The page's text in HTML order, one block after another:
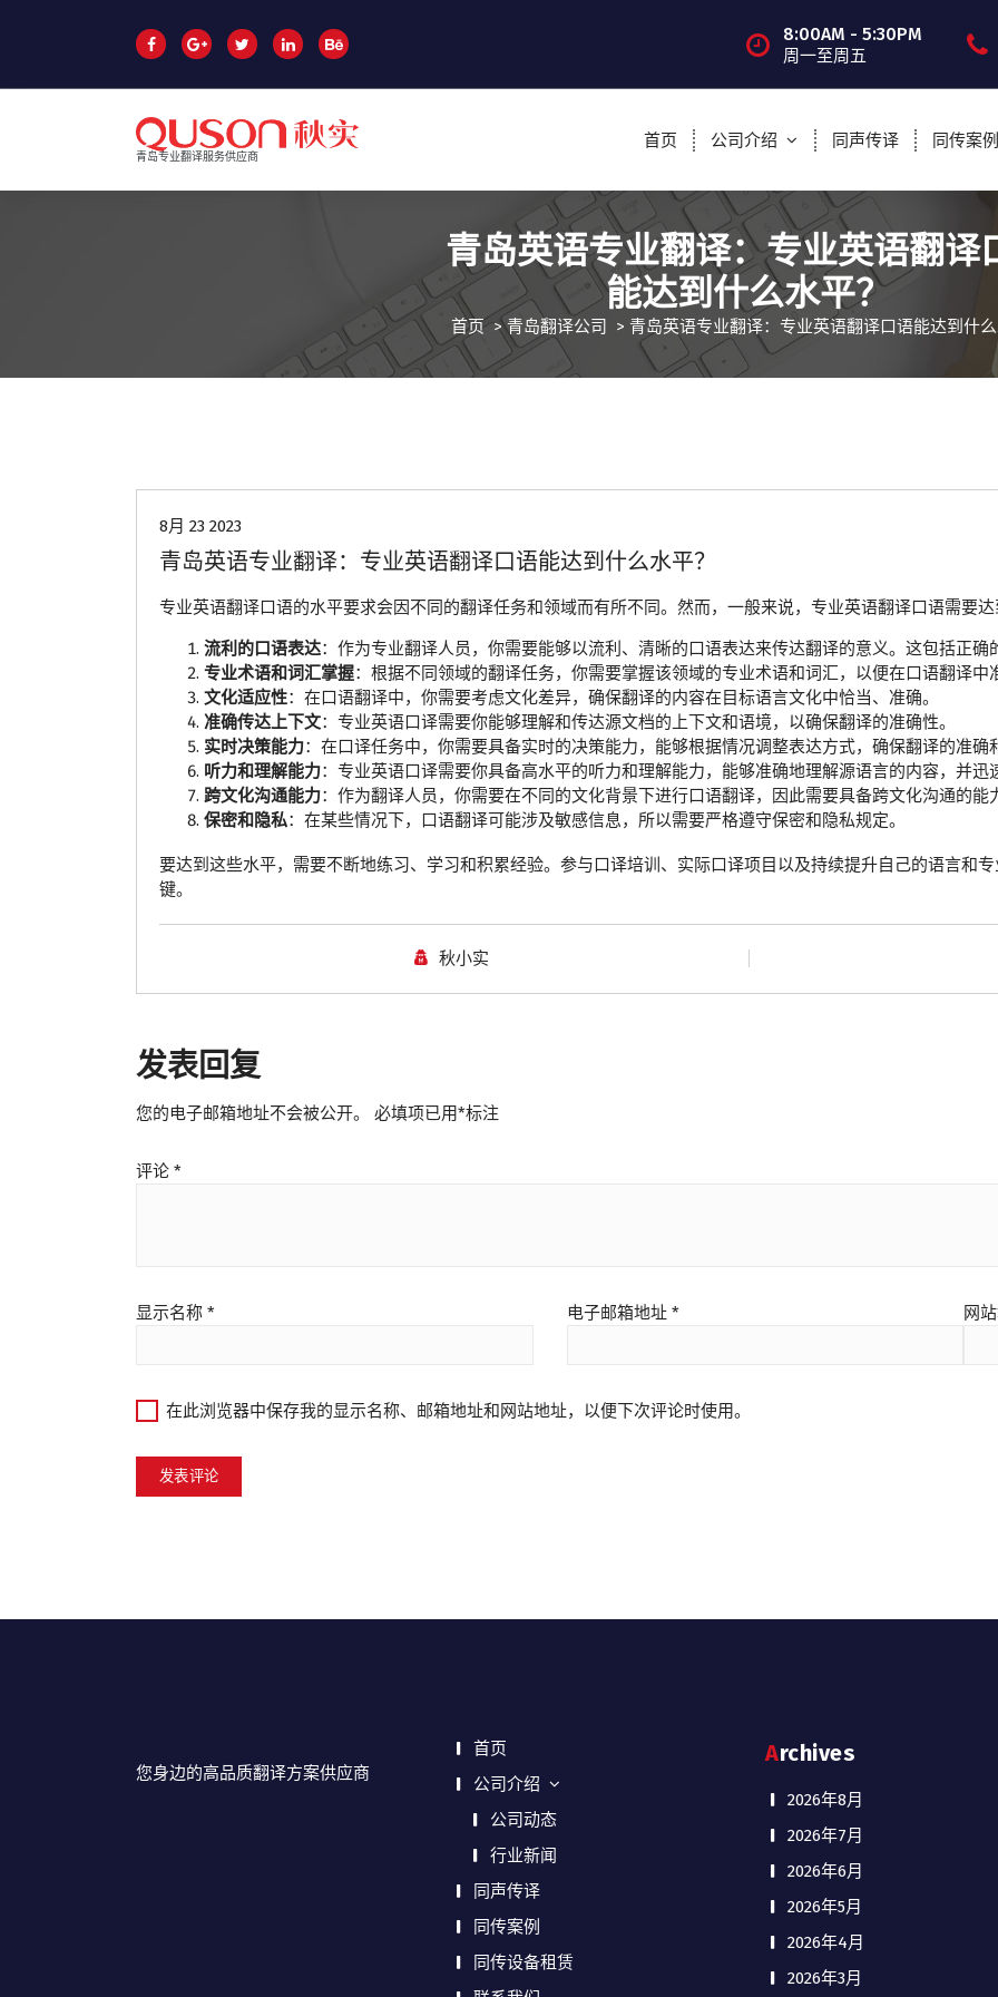
文
8:00AM - 5:30PM
周一至周五
青岛专业翻译服务供应商
首页 公司介绍 同声传译 同传案例
青岛英语专业翻译：专业英语翻译
能达到什么水平？
首页>青岛翻译公司 > 青岛英语专业翻译：专业英语翻译口语能达到什
8月 23 2023
青岛英语专业翻译：专业英语翻译口语能达到什么水平？
专业英语翻译口语的水平要求会因不同的翻译任务和领域而有所不同。然而，一般来说，专业英语翻译口语需要
流利的口语表达：作为专业翻译人员，你需要能够以流利、清晰的口语表达来传达翻译的意义。这包括正确
专业术语和词汇掌握：根据不同领域的翻译任务，你需要掌握该领域的专业术语和词汇，以便在口语翻译中
文化适应性：在口语翻译中，你需要考虑文化差异，确保翻译的内容在目标语言文化中恰当、准确。
准确传达上下文：专业英语口译需要你能够理解和传达源文档的上下文和语境，以确保翻译的准确性。
实时决策能力：在口译任务中，你需要具备实时的决策能力，能够根据情况调整表达方式，确保翻译的准确
听力和理解能力：专业英语口译需要你具备高水平的听力和理解能力，能够准确地理解源语言的内容，并迅
跨文化沟通能力：作为翻译人员，你需要在不同的文化背景下进行口语翻译，因此需要具备跨文化沟通的能
保密和隐私：在某些情况下，口语翻译可能涉及敏感信息，所以需要严格遵守保密和隐私规定。
要达到这些水平，需要不断地练习、学习和积累经验。参与口译培训、实际口译项目以及持续提升自己的语言和
键。
秋小实
发表回复
您的电子邮箱地址不会被公开。 必填项已用*标注
评论 *
显示名称 * 电子邮箱地址 * 网
在此浏览器中保存我的显示名称、邮箱地址和网站地址，以便下次评论时使用。
您身边的高品质翻译方案供应商
首页
公司介绍
公司动态
行业新闻
同声传译
同传案例
同传设备租赁
Archives
2026年8月
2026年7月
2026年6月
2026年5月
2026年4月
2026年3月